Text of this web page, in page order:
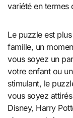
variété en termes
Le puzzle est plus
famille, un
vous soyez un
votre enfant ou
stimulant, le
vous soyez
Disney, Harry